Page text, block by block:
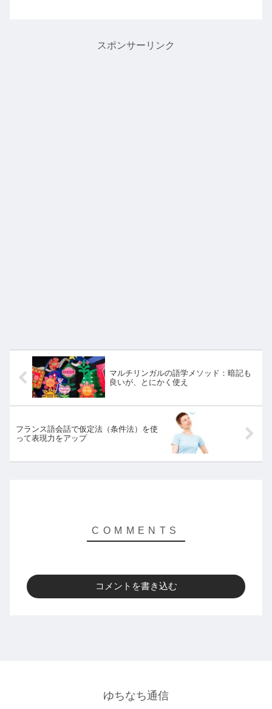
スポンサーリンク
マルチリンガルの語学メソッド：暗記も
良いが、とにかく使え
フランス語会話で仮定法（条件法）を使
って表現力をアップ
コメントを書き込む
ゆちなち通信